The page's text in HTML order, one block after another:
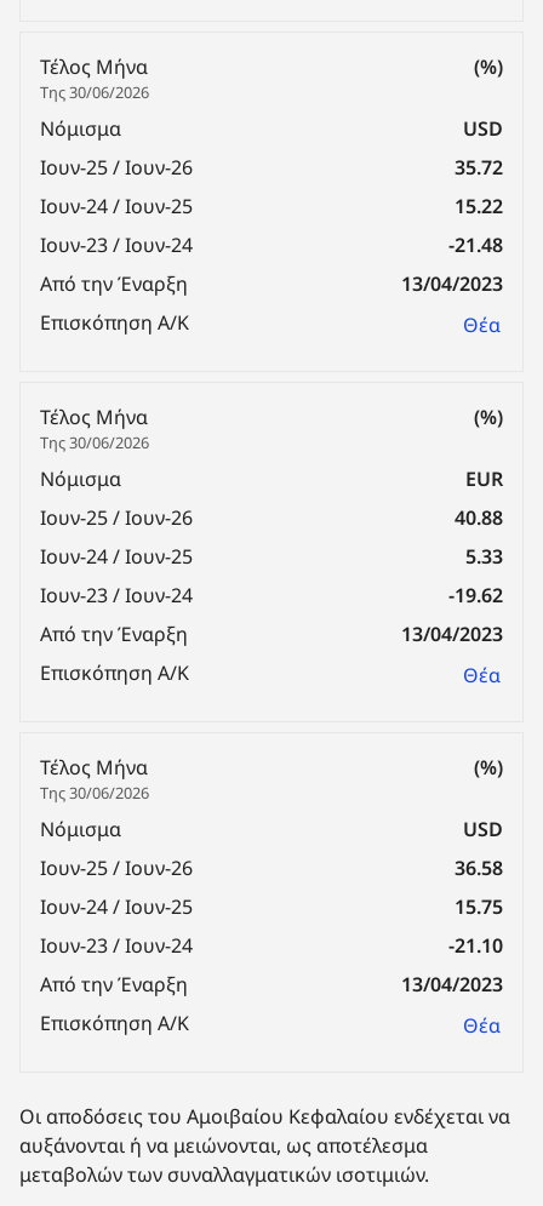
Τέλος Μήνα
Της 30/06/2026
(%)
Νόμισμα
USD
Ιουν-25 / Ιουν-26
35.72
Ιουν-24 / Ιουν-25
15.22
Ιουν-23 / Ιουν-24
-21.48
Από την Έναρξη
13/04/2023
Επισκόπηση Α/Κ
Θέα
Τέλος Μήνα
Της 30/06/2026
(%)
Νόμισμα
EUR
Ιουν-25 / Ιουν-26
40.88
Ιουν-24 / Ιουν-25
5.33
Ιουν-23 / Ιουν-24
-19.62
Από την Έναρξη
13/04/2023
Επισκόπηση Α/Κ
Θέα
Τέλος Μήνα
Της 30/06/2026
(%)
Νόμισμα
USD
Ιουν-25 / Ιουν-26
36.58
Ιουν-24 / Ιουν-25
15.75
Ιουν-23 / Ιουν-24
-21.10
Από την Έναρξη
13/04/2023
Επισκόπηση Α/Κ
Θέα
Οι αποδόσεις του Αμοιβαίου Κεφαλαίου ενδέχεται να
αυξάνονται ή να μειώνονται, ως αποτέλεσμα
μεταβολών των συναλλαγματικών ισοτιμιών.